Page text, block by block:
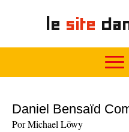
le site
Daniel Bensaïd
Por Michael Löwy